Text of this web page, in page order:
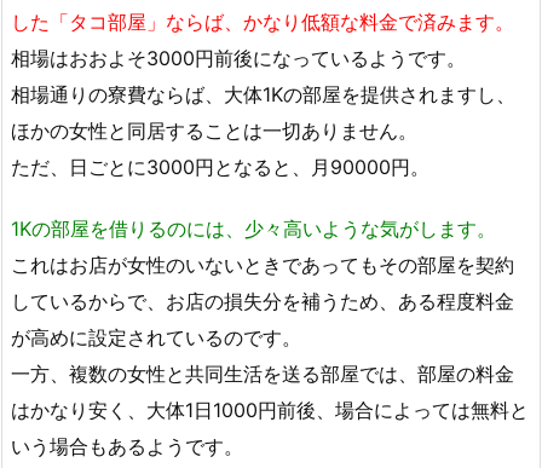
した「タコ部屋」ならば、かなり低額な料金で済みます。
相場はおおよそ3000円前後になっているようです。
相場通りの寮費ならば、大体1Kの部屋を提供されますし、
ほかの女性と同居することは一切ありません。
ただ、日ごとに3000円となると、月90000円。
1Kの部屋を借りるのには、少々高いような気がします。
これはお店が女性のいないときであってもその部屋を契約
しているからで、お店の損失分を補うため、ある程度料金
が高めに設定されているのです。
一方、複数の女性と共同生活を送る部屋では、部屋の料金
はかなり安く、大体1日1000円前後、場合によっては無料と
いう場合もあるようです。